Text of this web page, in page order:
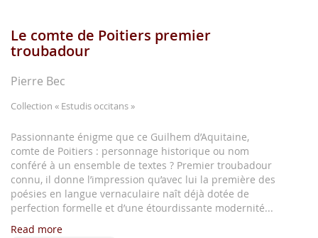
Skip
to
beginning
the
gallery
Le comte de Poitiers premier
troubadour
Pierre Bec
Collection « Estudis occitans »
Passionnante énigme que ce Guilhem d’Aquitaine,
comte de Poitiers : personnage historique ou nom
conféré à un ensemble de textes ? Premier troubadour
connu, il donne l’impression qu’avec lui la première des
poésies en langue vernaculaire naît déjà dotée de
perfection formelle et d’une étourdissante modernité...
Read more